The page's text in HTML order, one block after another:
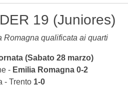
19 (Juniores)
Romagna qualificata ai quarti
(Sabato 28 marzo)
- Emilia Romagna 0-2
- Trento 1-0